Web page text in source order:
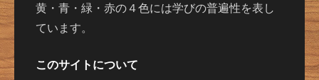
黄・青・緑・赤の４色には学びの普遍性を表し
ています。
このサイトについて